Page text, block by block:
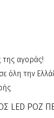
της αγοράς!
όλη την
LED ΡΟΖ